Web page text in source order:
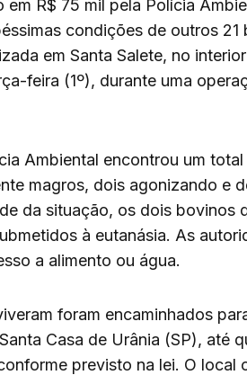
em R$ 75 mil pela Polícia
condições de outros 21
em Santa Salete, no
feira (1º), durante uma
Ambiental encontrou um
magros, dois agonizando e
da situação, os dois bovinos
à eutanásia. As
a alimento ou água.
foram encaminhados
Casa de Urânia (SP), até
previsto na lei. O local